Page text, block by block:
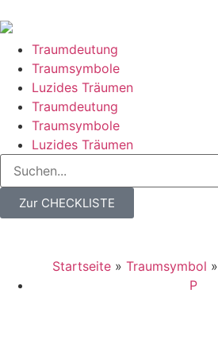
Traumdeutung
Traumsymbole
Luzides Träumen
Traumdeutung
Traumsymbole
Luzides Träumen
Zur CHECKLISTE
Startseite» Traumsymbol »
P